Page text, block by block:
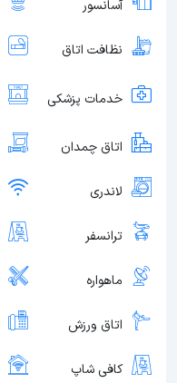
آسانسور
نظافت اتاق
خدمات پزشکی
اتاق چمدان
لاندری
ترانسفر
ماهواره
اتاق ورزش
کافی شاپ